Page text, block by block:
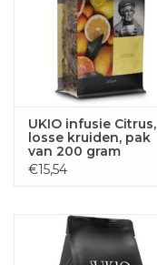
UKIO infusie Citrus,
losse kruiden, pak
van 200 gram
€15,54